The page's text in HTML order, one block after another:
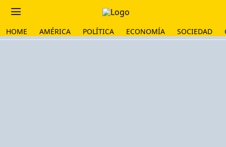
HOME AMÉRICA POLÍTICA ECONOMÍA SOCIEDAD